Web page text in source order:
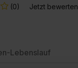
(0) Jetzt bewerten
Lebenslauf